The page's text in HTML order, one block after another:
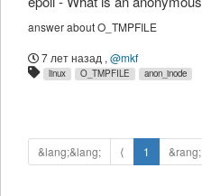
answer about O_TMPFILE
7 лет назад , @mkf
linux O_TMPFILE anon_inode
&lang;&lang; ⟨ 1 &rang;